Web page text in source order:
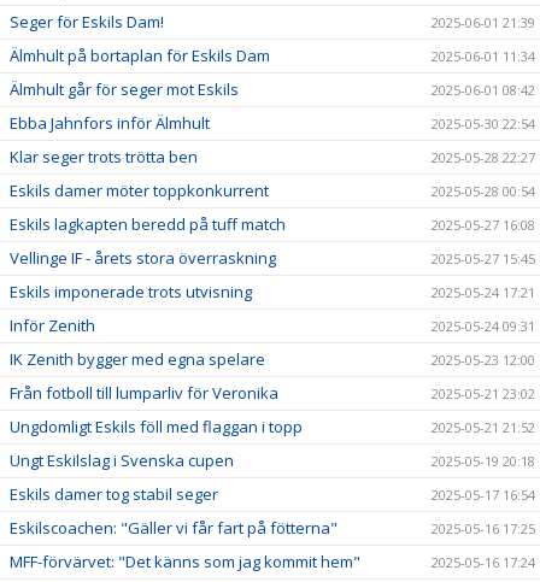
Seger för Eskils Dam! 2025-06-01 21:39
Älmhult på bortaplan för Eskils Dam 2025-06-01 11:34
Älmhult går för seger mot Eskils 2025-06-01 08:42
Ebba Jahnfors inför Älmhult 2025-05-30 22:54
Klar seger trots trötta ben 2025-05-28 22:27
Eskils damer möter toppkonkurrent 2025-05-28 00:54
Eskils lagkapten beredd på tuff match 2025-05-27 16:08
Vellinge IF - årets stora överraskning 2025-05-27 15:45
Eskils imponerade trots utvisning 2025-05-24 17:21
Inför Zenith 2025-05-24 09:31
IK Zenith bygger med egna spelare 2025-05-23 12:00
Från fotboll till lumparliv för Veronika 2025-05-21 23:02
Ungdomligt Eskils föll med flaggan i topp 2025-05-21 21:52
Ungt Eskilslag i Svenska cupen 2025-05-19 20:18
Eskils damer tog stabil seger 2025-05-17 16:54
Eskilscoachen: "Gäller vi får fart på fötterna" 2025-05-16 17:25
MFF-förvärvet: "Det känns som jag kommit hem" 2025-05-16 17:24